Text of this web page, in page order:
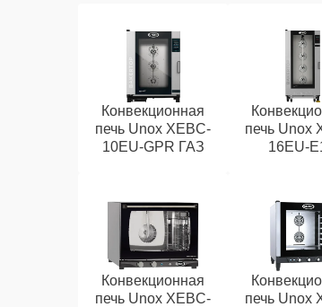
Конвекционная
печь Unox XEBC-
10EU-GPR ГАЗ
печь Unox
16EU-
Конвекционная
печь Unox XEBC-
печь Unox